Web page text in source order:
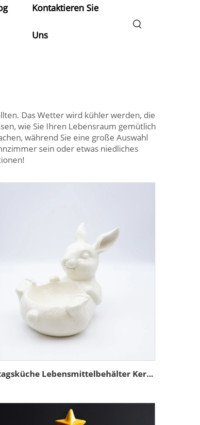
Kontaktieren Sie
Uns
Das Wetter wird kühler werden, die
wie Sie Ihren Lebensraum gemütlich
während Sie eine große Auswahl
sein oder etwas niedliches
Feiertagsküche Lebensmittelbehälter Keramik Ostern weißer Hase Schüssel